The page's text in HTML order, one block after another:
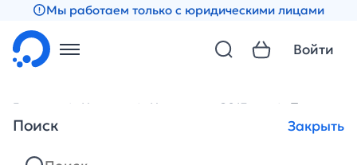
Мы работаем только с юридическими лицами
Поиск Закрыть
Войти
Главная Новости Новости за 2013 год